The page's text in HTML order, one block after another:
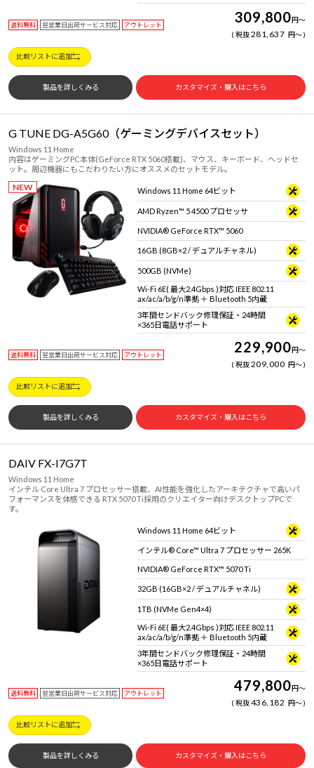
送料無料 翌営業日出荷サービス対応 アウトレット 309,800円～
税抜281,637 円～
比較リストに追加
製品を詳しくみる カスタマイズ・購入はこちら
G TUNE DG-A5G60（ゲーミングデバイスセット）
Windows 11 Home
内容はゲーミングPC本体(GeForce RTX 5060搭載)、マウス、キーボード、ヘッドセ
ット。周辺機器にもこだわりたい方にオススメのセットモデル。
NEW Windows 11 Home 64ビット
AMD Ryzen™ 5 4500 プロセッサ
NVIDIA® GeForce RTX™ 5060
16GB (8GB×2 / デュアルチャネル)
500GB (NVMe)
Wi-Fi 6E( 最大2.4Gbps )対応 IEEE 802.11
ax/ac/a/b/g/n準拠 ＋ Bluetooth 5内蔵
3年間センドバック修理保証・24時間
×365日電話サポート
送料無料 翌営業日出荷サービス対応 アウトレット 229,900円～
税抜209,000 円～
比較リストに追加
製品を詳しくみる カスタマイズ・購入はこちら
DAIV FX-I7G7T
Windows 11 Home
インテル Core Ultra 7 プロセッサー搭載、AI性能を強化したアーキテクチャで高いパ
フォーマンスを体感できる RTX 5070 Ti採用のクリエイター向けデスクトップPCで
す。
Windows 11 Home 64ビット
インテル® Core™ Ultra 7 プロセッサー 265K
NVIDIA® GeForce RTX™ 5070 Ti
32GB (16GB×2 / デュアルチャネル)
1TB (NVMe Gen4×4)
Wi-Fi 6E( 最大2.4Gbps )対応 IEEE 802.11
ax/ac/a/b/g/n準拠 ＋ Bluetooth 5内蔵
3年間センドバック修理保証・24時間
×365日電話サポート
送料無料 翌営業日出荷サービス対応 アウトレット 479,800円～
税抜436,182 円～
比較リストに追加
製品を詳しくみる カスタマイズ・購入はこちら